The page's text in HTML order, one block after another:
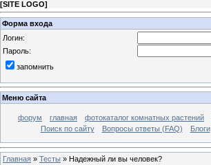
[SITE LOGO]
Форма входа
Логин:
Пароль:
запомнить
Меню сайта
форум главная фотокаталог комнатных растений
Поиск по сайту
Вопросы ответы (FAQ) Блоги
Главная » Тесты » Надежный ли вы человек?